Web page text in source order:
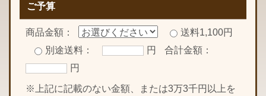
ご予算
商品金額：
送料1,100円
別途送料：
円
合計金額：
円
※上記に記載のない金額、または3万3千円以上を